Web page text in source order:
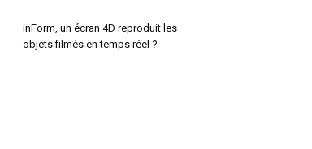
inForm, un écran 4D reproduit les
objets filmés en temps réel ?